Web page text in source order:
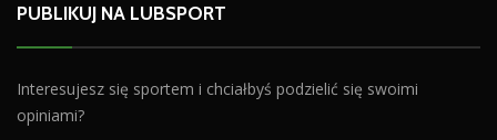
PUBLIKUJ NA LUBSPORT
Interesujesz się sportem i chciałbyś podzielić się swoimi
opiniami?